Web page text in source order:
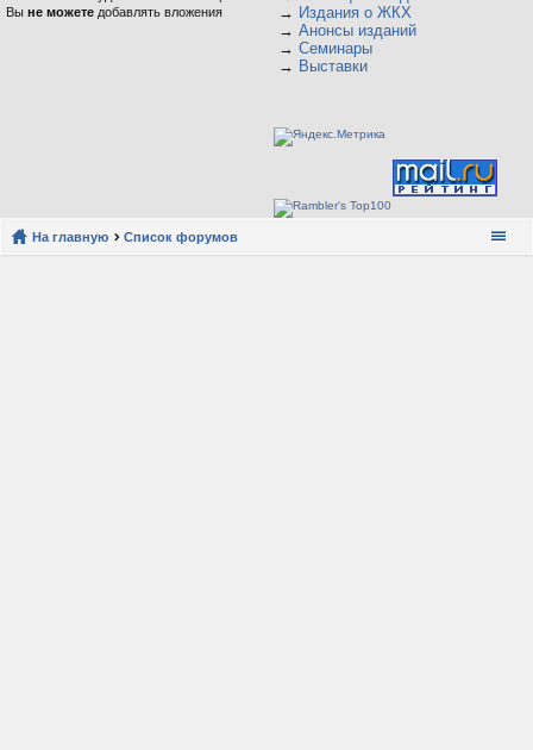
Вы не можете добавлять вложения
→ Издания о ЖКХ
→ Анонсы изданий
→ Семинары
→ Выставки
На главную Список форумов